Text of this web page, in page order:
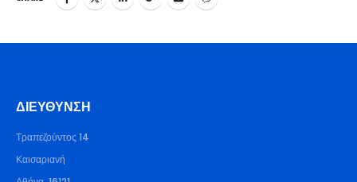
ΔΙΕΎΘΥΝΣΗ
Τραπεζούντος 14
Καισαριανή